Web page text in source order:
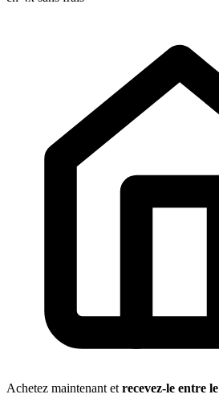
Achetez maintenant et recevez-le entre le